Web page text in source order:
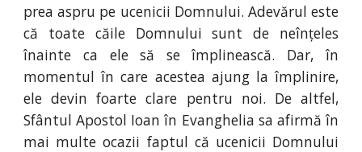
prea aspru pe ucenicii Domnului. Adevărul este
că toate căile Domnului sunt de neînțeles
înainte ca ele să se împlinească. Dar, în
momentul în care acestea ajung la împlinire,
ele devin foarte clare pentru noi. De altfel,
Sfântul Apostol Ioan în Evanghelia sa afirmă în
mai multe ocazii faptul că ucenicii Domnului